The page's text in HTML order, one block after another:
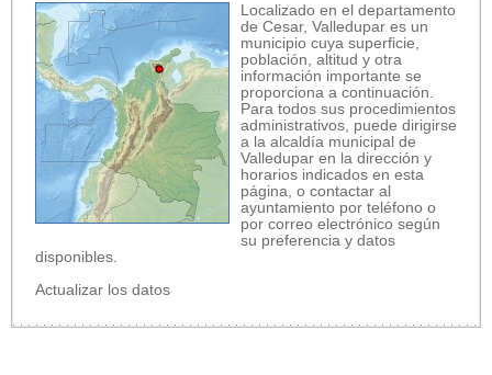
Localizado en el departamento
de Cesar, Valledupar es un
municipio cuya superficie,
población, altitud y otra
información importante se
proporciona a continuación.
Para todos sus procedimientos
administrativos, puede dirigirse
a la alcaldía municipal de
Valledupar en la dirección y
horarios indicados en esta
página, o contactar al
ayuntamiento por teléfono o
por correo electrónico según
su preferencia y datos
disponibles.
Actualizar los datos